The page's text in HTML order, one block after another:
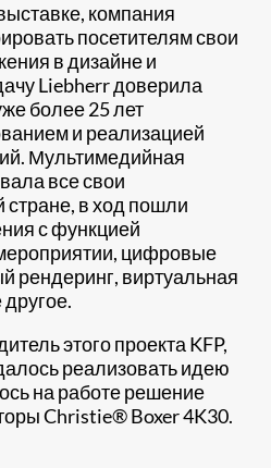
компания
посетителям свои
в дизайне и
Liebherr доверила
более 25 лет
и реализацией
Мультимедийная
все свои
стране, в ход пошли
с функцией
цифровые
рендеринг, виртуальная
этого проекта KFP,
реализовать идею
на работе решение
Christie® Boxer 4K30.